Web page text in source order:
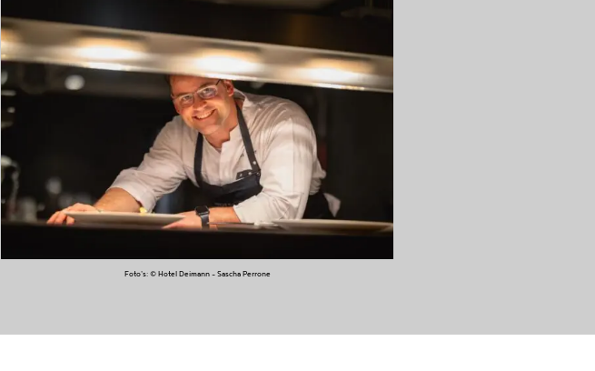
Foto's: © Hotel Deimann – Sascha Perrone